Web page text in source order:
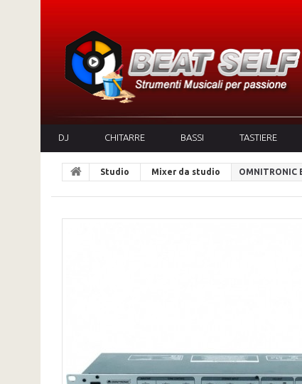
DJ CHITARRE BASSI TASTIERE
Studio Mixer da studio OMNITRONIC